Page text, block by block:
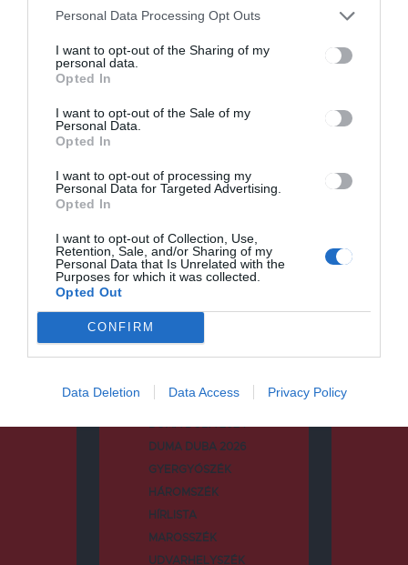
Personal Data Processing Opt Outs
I want to opt-out of the Sharing of my
personal data.
Opted In
I want to opt-out of the Sale of my
Personal Data.
Opted In
I want to opt-out of processing my
Personal Data for Targeted Advertising.
Opted In
I want to opt-out of Collection, Use,
Retention, Sale, and/or Sharing of my
Personal Data that Is Unrelated with the
Purposes for which it was collected.
Opted Out
CONFIRM
Data Deletion Data Access Privacy Policy
kéményét
Keresés:
Kategóriák
DUMA DUBA
DUMA DUBA 2024
DUMA DUBA 2026
GYERGYÓSZÉK
HÁROMSZÉK
HÍRLISTA
MAROSSZÉK
UDVARHELYSZÉK